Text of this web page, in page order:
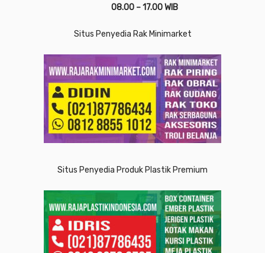
08.00 – 17.00 WIB
Situs Penyedia Rak Minimarket
Situs Penyedia Produk Plastik Premium